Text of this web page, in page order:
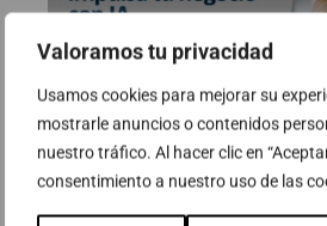
Valoramos tu privacidad
Usamos cookies para mejorar su
mostrarle anuncios o contenidos
nuestro tráfico. Al hacer clic en
consentimiento a nuestro uso de las